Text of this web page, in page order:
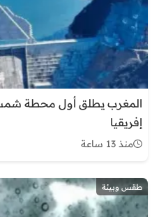
المغرب يطلق أول محطة
إفريقيا
منذ 13 ساعة
طقس وبيئة